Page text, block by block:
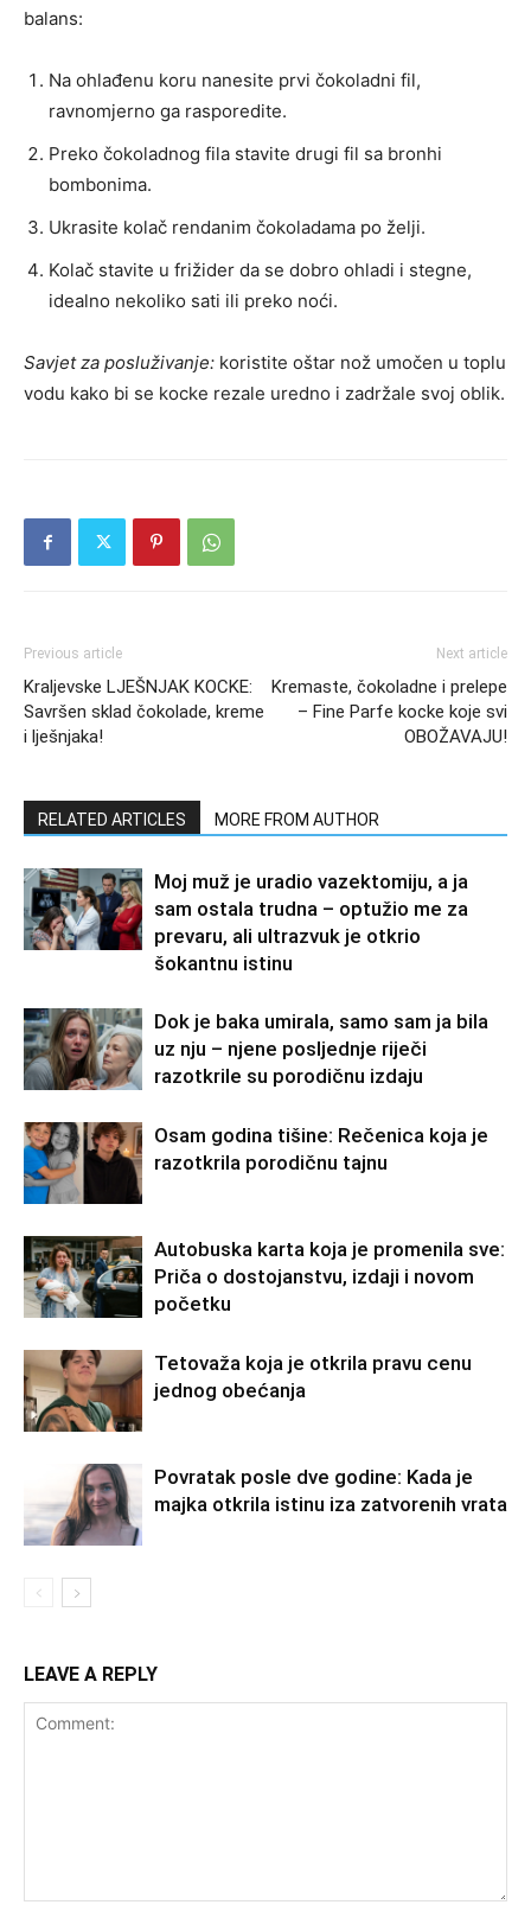
balans:
Na ohlađenu koru nanesite prvi čokoladni fil,
ravnomjerno ga rasporedite.
Preko čokoladnog fila stavite drugi fil sa bronhi
bombonima.
Ukrasite kolač rendanim čokoladama po želji.
Kolač stavite u frižider da se dobro ohladi i stegne,
idealno nekoliko sati ili preko noći.
Savjet za posluživanje: koristite oštar nož umočen u toplu
vodu kako bi se kocke rezale uredno i zadržale svoj oblik.
Previous article
Kraljevske LJEŠNJAK KOCKE:
Savršen sklad čokolade, kreme
i lješnjaka!
Next article
Kremaste, čokoladne i prelepe
– Fine Parfe kocke koje svi
OBOŽAVAJU!
RELATED ARTICLES MORE FROM AUTHOR
Moj muž je uradio vazektomiju, a ja
sam ostala trudna – optužio me za
prevaru, ali ultrazvuk je otkrio
šokantnu istinu
Dok je baka umirala, samo sam ja bila
uz nju – njene posljednje riječi
razotkrile su porodičnu izdaju
Osam godina tišine: Rečenica koja je
razotkrila porodičnu tajnu
Autobuska karta koja je promenila sve:
Priča o dostojanstvu, izdaji i novom
početku
Tetovaža koja je otkrila pravu cenu
jednog obećanja
Povratak posle dve godine: Kada je
majka otkrila istinu iza zatvorenih vrata
LEAVE A REPLY